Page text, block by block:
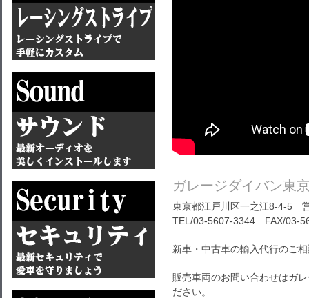
ガレージダイバン東
東京都江戸川区一之江8-4-5
TEL/03-5607-3344 FAX/03-
新車・中古車の輸入代行のご
販売車両のお問い合わせはガ
ださい。